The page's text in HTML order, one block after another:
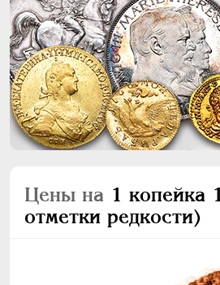
Цены на 1 копейка
отметки редкости)